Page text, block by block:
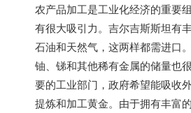
农产品加工是工业化经济的重要
有很大吸引力。吉尔吉斯斯坦有
石油和天然气，这两样都需进口
铀、锑和其他稀有金属的储量也
要的工业部门，政府希望能吸收
提炼和加工黄金。由于拥有丰富